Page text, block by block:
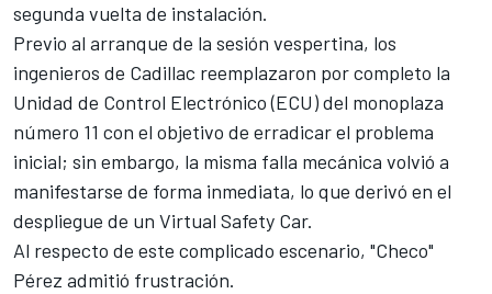
segunda vuelta de instalación.
Previo al arranque de la sesión vespertina, los
ingenieros de Cadillac reemplazaron por completo la
Unidad de Control Electrónico (ECU) del monoplaza
número 11 con el objetivo de erradicar el problema
inicial; sin embargo, la misma falla mecánica volvió a
manifestarse de forma inmediata, lo que derivó en el
despliegue de un Virtual Safety Car.
Al respecto de este complicado escenario, "Checo"
Pérez admitió frustración.